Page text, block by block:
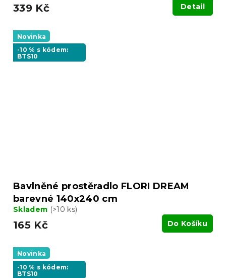
339 Kč Detail
Novinka
-10 % s kódem:
BTS10
Bavlněné prostěradlo FLORI DREAM
barevné 140x240 cm
Skladem (>10 ks)
165 Kč Do Košíku
Novinka
-10 % s kódem:
BTS10